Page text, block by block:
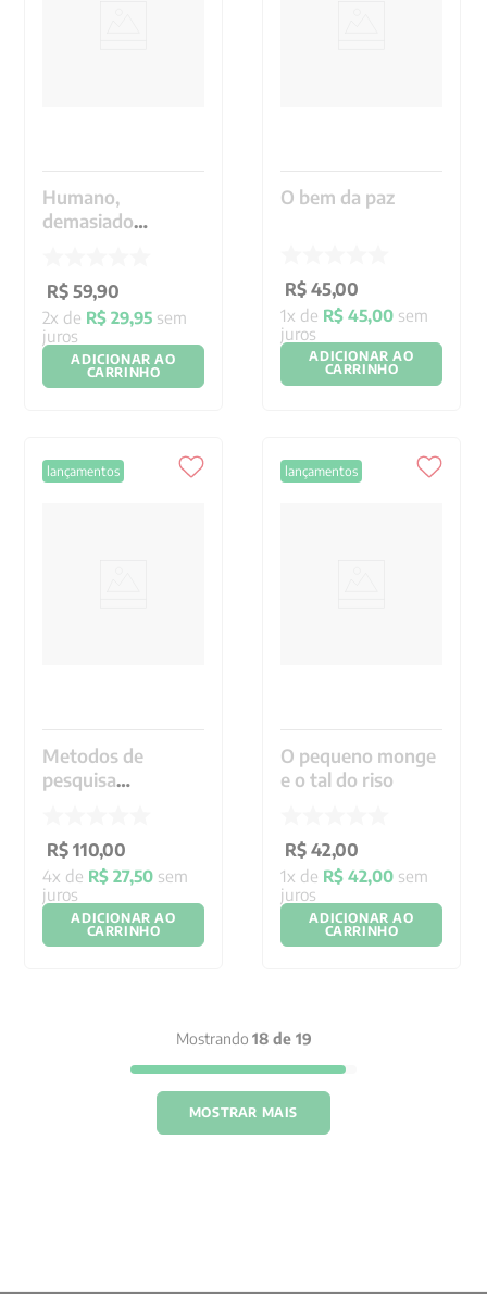
Humano,
demasiado
R$ 59,90
2x de R$ 29,95 sem
juros
ADICIONAR AO
CARRINHO
O bem da paz
R$ 45,00
1x de R$ 45,00 sem
juros
ADICIONAR AO
CARRINHO
lançamentos
Metodos de
pesquisa
R$ 110,00
4x de R$ 27,50 sem
juros
ADICIONAR AO
CARRINHO
lançamentos
O pequeno monge
e o tal do riso
R$ 42,00
1x de R$ 42,00 sem
juros
ADICIONAR AO
CARRINHO
Mostrando 18 de 19
MOSTRAR MAIS